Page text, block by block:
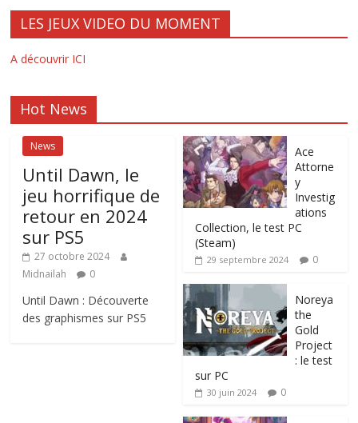
LES JEUX VIDEO DU MOMENT
A découvrir ICI
Hot News
News
Until Dawn, le
jeu horrifique de
retour en 2024
sur PS5
27 octobre 2024
Midnailah
0
Until Dawn : Découverte
des graphismes sur PS5
Ace
Attorne
y
Investig
ations
Collection, le test PC
(Steam)
29 septembre 2024 0
Noreya
the
Gold
Project
: le test
sur PC
30 juin 2024 0